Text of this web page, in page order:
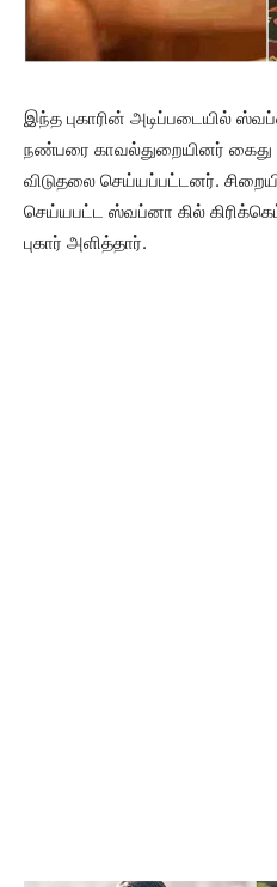
இந்த புகாரின் அடிப்படையில்
நண்பரை காவல்துறையினர் கைது
விடுதலை செய்யப்பட்டனர்.
செய்யபட்ட ஸ்வப்னா கில்
புகார் அளித்தார்.